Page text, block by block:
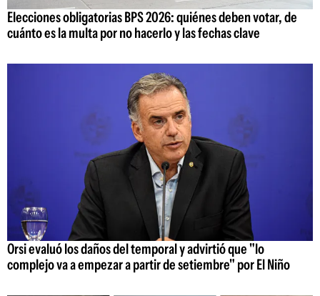
Elecciones obligatorias BPS 2026: quiénes deben votar, de
cuánto es la multa por no hacerlo y las fechas clave
Orsi evaluó los daños del temporal y advirtió que "lo
complejo va a empezar a partir de setiembre" por El Niño